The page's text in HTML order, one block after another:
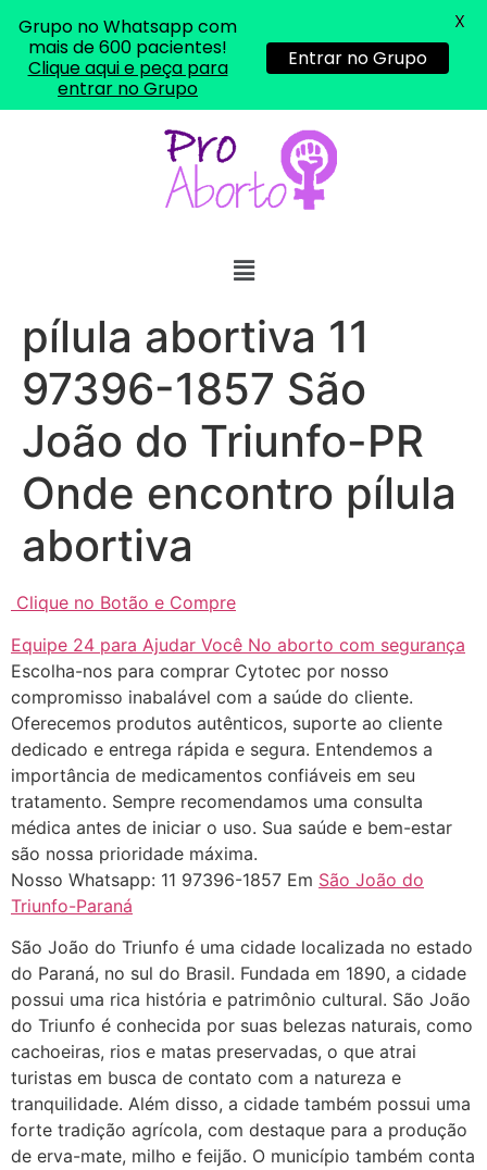
pílula abortiva 11
97396-1857 São
João do Triunfo-PR
Onde encontro pílula
abortiva
Clique no Botão e Compre
Equipe 24 para Ajudar Você No aborto com segurança
Escolha-nos para comprar Cytotec por nosso
compromisso inabalável com a saúde do cliente.
Oferecemos produtos autênticos, suporte ao cliente
dedicado e entrega rápida e segura. Entendemos a
importância de medicamentos confiáveis em seu
tratamento. Sempre recomendamos uma consulta
médica antes de iniciar o uso. Sua saúde e bem-estar
são nossa prioridade máxima.
Nosso Whatsapp: 11 97396-1857 Em São João do
Triunfo-Paraná
São João do Triunfo é uma cidade localizada no estado
do Paraná, no sul do Brasil. Fundada em 1890, a cidade
possui uma rica história e patrimônio cultural. São João
do Triunfo é conhecida por suas belezas naturais, como
cachoeiras, rios e matas preservadas, o que atrai
turistas em busca de contato com a natureza e
tranquilidade. Além disso, a cidade também possui uma
forte tradição agrícola, com destaque para a produção
de erva-mate, milho e feijão. O município também conta
Grupo no Whatsapp com
mais de 600 pacientes!
Clique aqui e peça para
entrar no Grupo
Entrar no Grupo
X
... (1998989**** em
http://www.proaborto.com)
"só de ter dúvida já é uma
resposta" muito isso, disse tudo
22/05/2026 16:35:20
Helly
em http://www.proaborto.com)
sozinha nao estou
22/05/2026 17:09:20
Helly
(1999997****
em http://www.proaborto.com)
Entao q seja
22/05/2026 17:09:25